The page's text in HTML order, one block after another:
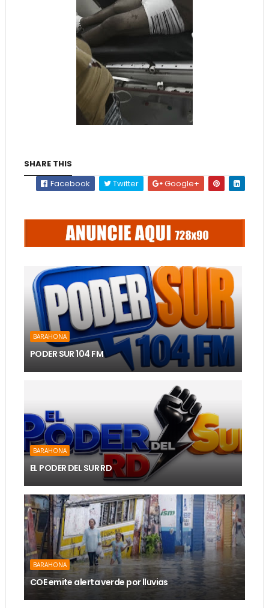
SHARE THIS
Facebook
Twitter Google+
BARAHONA
PODER SUR 104 FM
BARAHONA
EL PODER DEL SUR RD
BARAHONA
COE emite alerta verde por lluvias